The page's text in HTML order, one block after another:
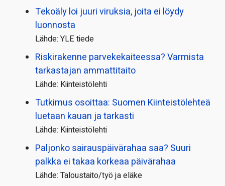
Tekoäly loi juuri viruksia, joita ei löydy
luonnosta
Lähde: YLE tiede
Riskirakenne parvekekaiteessa? Varmista
tarkastajan ammattitaito
Lähde: Kiinteistölehti
Tutkimus osoittaa: Suomen Kiinteistölehteä
luetaan kauan ja tarkasti
Lähde: Kiinteistölehti
Paljonko sairauspäivä­rahaa saa? Suuri
palkka ei takaa korkeaa päivärahaa
Lähde: Taloustaito/työ ja eläke